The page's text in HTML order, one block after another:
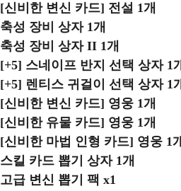
[신비한 변신 카드] 전설 1개
축성 장비 상자 1개
축성 장비 상자 II 1개
[+5] 스네이프 반지 선택 상자 1
[+5] 렌티스 귀걸이 선택 상자 1
[신비한 변신 카드] 영웅 1개
[신비한 유물 카드] 영웅 1개
[신비한 마법 인형 카드] 영웅 1
스킬 카드 뽑기 상자 1개
고급 변신 뽑기 팩 x1